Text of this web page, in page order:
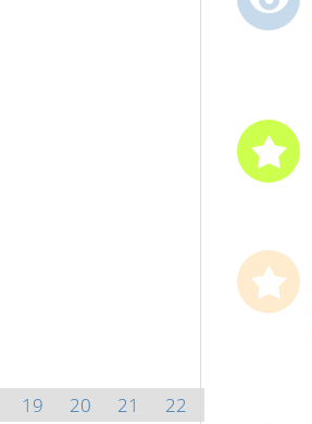
19 20 21
22